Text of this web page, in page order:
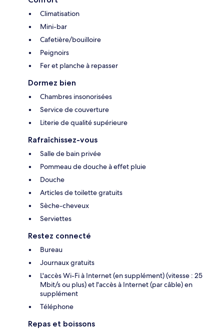
Climatisation
Mini-bar
Cafetière/bouilloire
Peignoirs
Fer et planche à repasser
Dormez bien
Chambres insonorisées
Service de couverture
Literie de qualité supérieure
Rafraîchissez-vous
Salle de bain privée
Pommeau de douche à effet pluie
Douche
Articles de toilette gratuits
Sèche-cheveux
Serviettes
Restez connecté
Bureau
Journaux gratuits
L'accès Wi-Fi à Internet (en supplément) (vitesse : 25
Mbit/s ou plus) et l'accès à Internet (par câble) en
supplément
Téléphone
Repas et boissons